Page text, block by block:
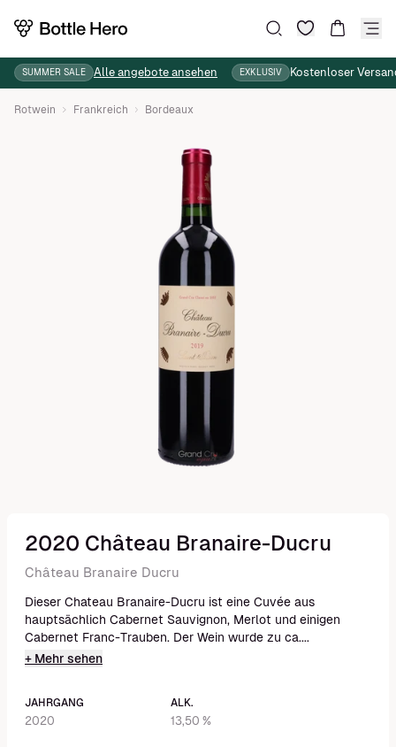
SUMMER SALE Alle angebote ansehen EXKLUSIV Kostenloser
Rotwein Frankreich Bordeaux
2020 Château Branaire-Ducru
Château Branaire Ducru
Dieser Chateau Branaire-Ducru ist eine Cuvée aus
hauptsächlich Cabernet Sauvignon, Merlot und einigen
Cabernet Franc-Trauben. Der Wein wurde zu ca....
+ Mehr sehen
JAHRGANG
2020
ALK.
13,50 %